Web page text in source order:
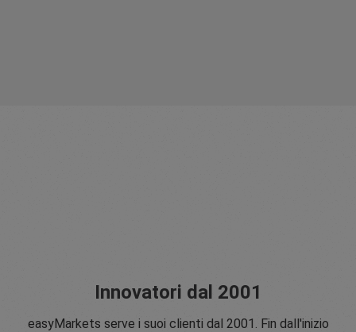
Innovatori dal 2001
easyMarkets serve i suoi clienti dal 2001. Fin dall'inizio